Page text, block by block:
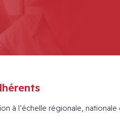
à l’échelle régionale,